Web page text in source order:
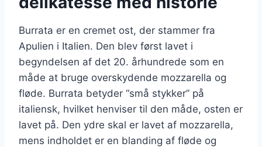
Burrata er en cremet ost, der stammer fra
Apulien i Italien. Den blev først lavet i
begyndelsen af det 20. århundrede som en
måde at bruge overskydende mozzarella og
fløde. Burrata betyder “små stykker” på
italiensk, hvilket henviser til den måde, osten er
lavet på. Den ydre skal er lavet af mozzarella,
mens indholdet er en blanding af fløde og